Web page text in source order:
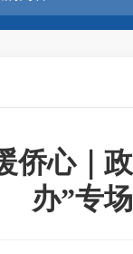
侨心｜
办”专